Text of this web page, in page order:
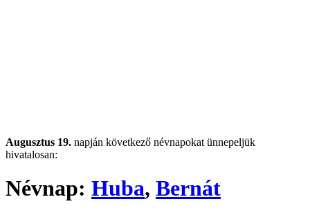
Augusztus 19. napján következő névnapokat ünnepeljük
hivatalosan:
Névnap: Huba, Bernát